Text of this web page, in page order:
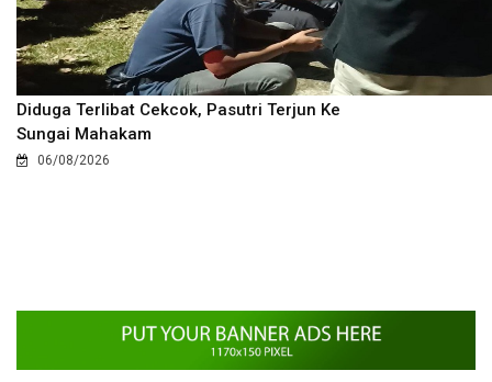
Diduga Terlibat Cekcok, Pasutri Terjun Ke
Sungai Mahakam
06/08/2026